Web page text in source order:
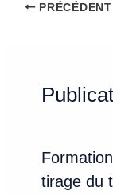
PRÉCÉDENT
tirage du